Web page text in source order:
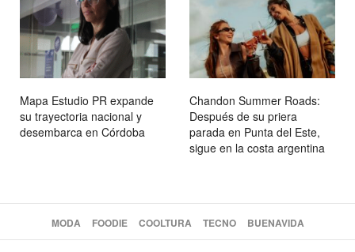
Mapa Estudio PR expande
su trayectoria nacional y
desembarca en Córdoba
Chandon Summer Roads:
Después de su priera
parada en Punta del Este,
sigue en la costa argentina
MODA FOODIE COOLTURA TECNO BUENAVIDA